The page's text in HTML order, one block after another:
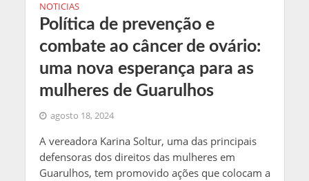
NOTICIAS
Política de prevenção e
combate ao câncer de ovário:
uma nova esperança para as
mulheres de Guarulhos
agosto 18, 2024
A vereadora Karina Soltur, uma das principais
defensoras dos direitos das mulheres em
Guarulhos, tem promovido ações que colocam a